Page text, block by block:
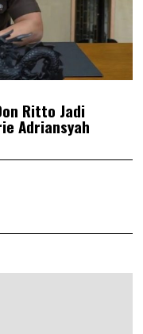
Ritto Jadi
Adriansyah